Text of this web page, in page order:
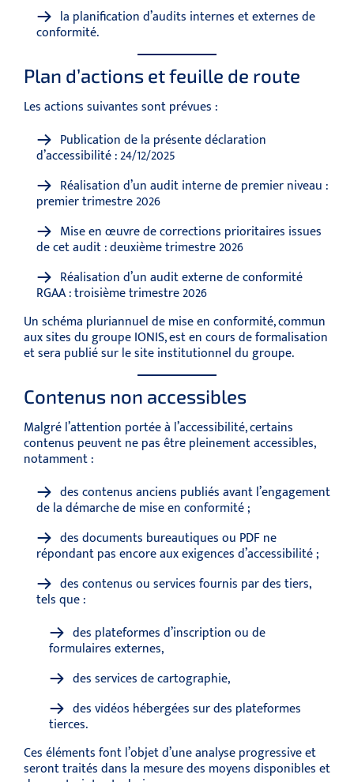
la planification d’audits internes et externes de
conformité.
Plan d’actions et feuille de route
Les actions suivantes sont prévues :
Publication de la présente déclaration
d’accessibilité : 24/12/2025
Réalisation d’un audit interne de premier niveau :
premier trimestre 2026
Mise en œuvre de corrections prioritaires issues
de cet audit : deuxième trimestre 2026
Réalisation d’un audit externe de conformité
RGAA : troisième trimestre 2026
Un schéma pluriannuel de mise en conformité, commun
aux sites du groupe IONIS, est en cours de formalisation
et sera publié sur le site institutionnel du groupe.
Contenus non accessibles
Malgré l’attention portée à l’accessibilité, certains
contenus peuvent ne pas être pleinement accessibles,
notamment :
des contenus anciens publiés avant l’engagement
de la démarche de mise en conformité ;
des documents bureautiques ou PDF ne
répondant pas encore aux exigences d’accessibilité ;
des contenus ou services fournis par des tiers,
tels que :
des plateformes d’inscription ou de
formulaires externes,
des services de cartographie,
des vidéos hébergées sur des plateformes
tierces.
Ces éléments font l’objet d’une analyse progressive et
seront traités dans la mesure des moyens disponibles et